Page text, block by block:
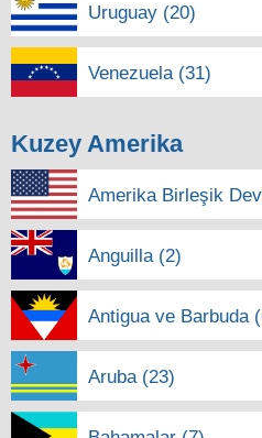
Uruguay (20)
Venezuela (31)
Kuzey Amerika
Amerika Birleşik
Anguilla (2)
Antigua ve Barbuda
Aruba (23)